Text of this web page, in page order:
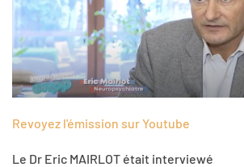
Revoyez l'émission sur Youtube
Le Dr Eric MAIRLOT était interviewé